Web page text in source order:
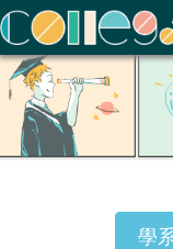
ColleGo! 大學選才與
學